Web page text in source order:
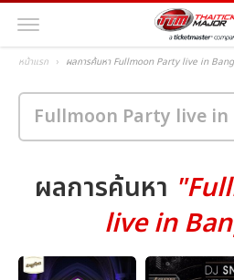
หน้าแรก ผลการค้นหา Fullmoon Party live in
ผลการค้นหา
live in